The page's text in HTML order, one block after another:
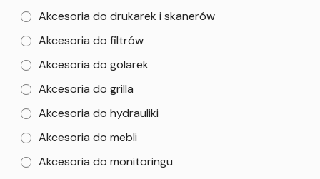
Akcesoria do drukarek i skanerów
Akcesoria do filtrów
Akcesoria do golarek
Akcesoria do grilla
Akcesoria do hydrauliki
Akcesoria do mebli
Akcesoria do monitoringu